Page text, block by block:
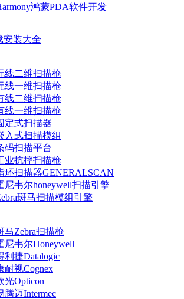
鸿蒙PDA软件开发
安装大全
线二维扫描枪
线一维扫描枪
线二维扫描枪
线一维扫描枪
定式扫描器
入式扫描模组
码扫描平台
业抗摔扫描枪
环扫描器GENERALSCAN
尼韦尔honeywell扫描引擎
斑马扫描模组引擎
马Zebra扫描枪
尼韦尔Honeywell
利捷Datalogic
耐视Cognex
光Opticon
腾迈Intermec